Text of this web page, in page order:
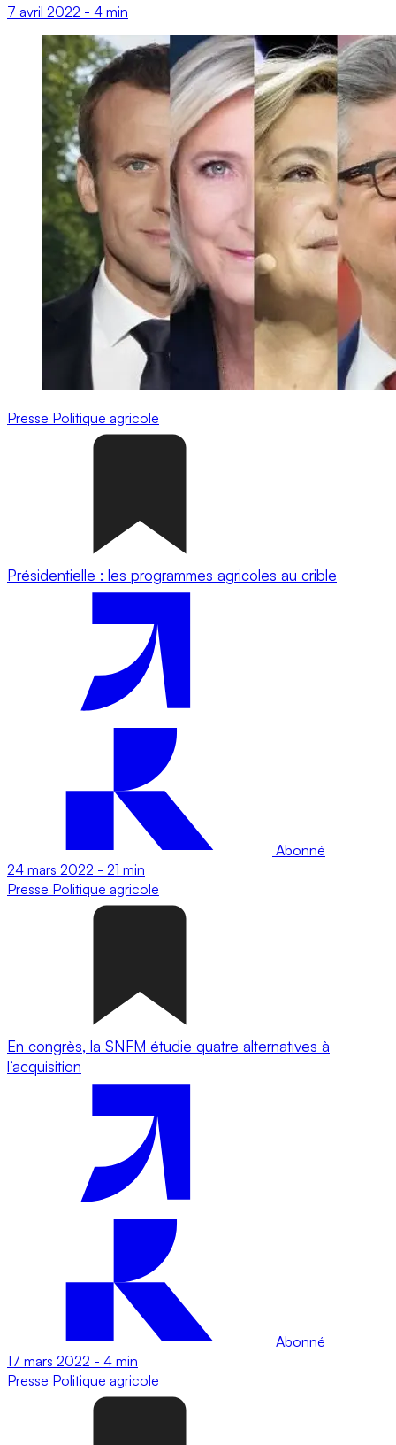
7 avril 2022 - 4 min
Presse Politique agricole
Présidentielle : les programmes agricoles au crible
Abonné
24 mars 2022 - 21 min
Presse Politique agricole
En congrès, la SNFM étudie quatre alternatives à
l’acquisition
Abonné
17 mars 2022 - 4 min
Presse Politique agricole